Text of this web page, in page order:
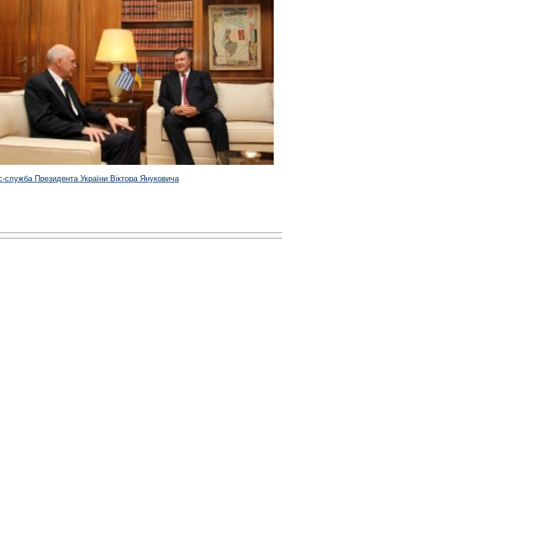
служба Президента України Віктора Януковича